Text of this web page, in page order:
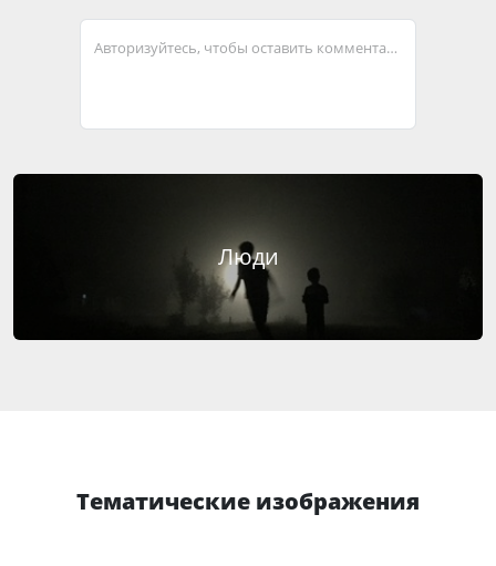
Авторизуйтесь, чтобы оставить комментарий
Люди
Тематические изображения